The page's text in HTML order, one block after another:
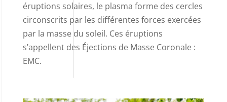
éruptions solaires, le plasma forme des cercles
circonscrits par les différentes forces exercées
par la masse du soleil. Ces éruptions
s’appellent des Éjections de Masse Coronale :
EMC.